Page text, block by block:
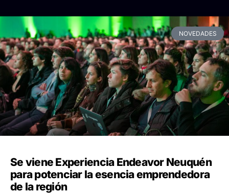
NOVEDADES
Se viene Experiencia Endeavor Neuquén
para potenciar la esencia emprendedora
de la región